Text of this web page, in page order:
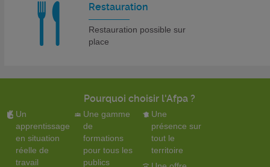
Restauration
Restauration possible sur
place
Pourquoi choisir l'Afpa ?
Un
apprentissage
en situation
réelle de
travail
Une gamme
de
formations
pour tous les
publics
Une
présence sur
tout le
territoire